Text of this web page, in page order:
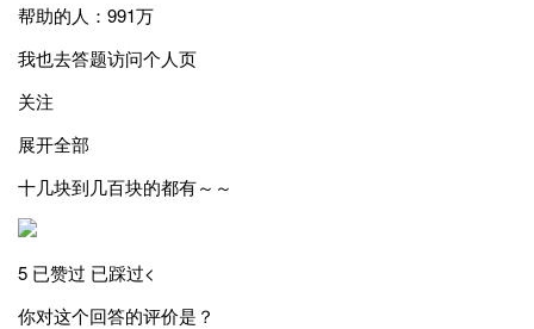
帮助的人：991万
我也去答题访问个人页
关注
展开全部
十几块到几百块的都有～～
5 已赞过 已踩过<
你对这个回答的评价是？